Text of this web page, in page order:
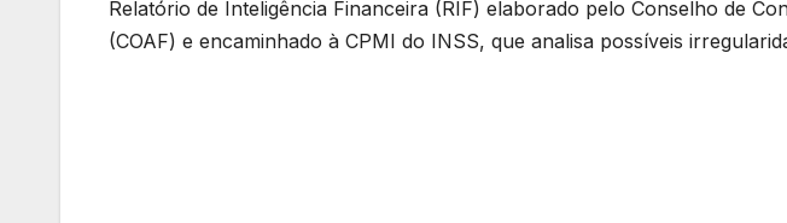
Relatório de Inteligência Financeira (RIF) elaborado pelo Conselho de
(COAF) e encaminhado à CPMI do INSS, que analisa possíveis